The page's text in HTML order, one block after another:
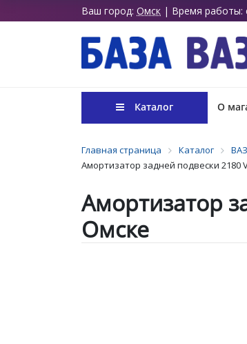
Ваш город: Омск | Время работы:
Каталог О
Главная страница Каталог
Амортизатор задней подвески 2180
Амортизатор
Омске